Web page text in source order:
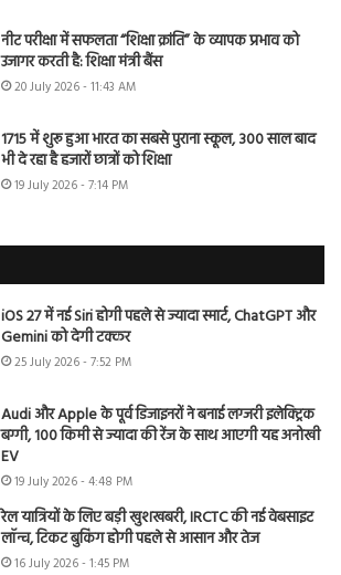
नीट परीक्षा में सफलता “शिक्षा क्रांति” के व्यापक प्रभाव को
उजागर करती है: शिक्षा मंत्री बैंस
20 July 2026 - 11:43 AM
1715 में शुरू हुआ भारत का सबसे पुराना स्कूल, 300 साल बाद
भी दे रहा है हजारों छात्रों को शिक्षा
19 July 2026 - 7:14 PM
iOS 27 में नई Siri होगी पहले से ज्यादा स्मार्ट, ChatGPT और
Gemini को देगी टक्कर
25 July 2026 - 7:52 PM
Audi और Apple के पूर्व डिजाइनरों ने बनाई लग्जरी इलेक्ट्रिक
बग्गी, 100 किमी से ज्यादा की रेंज के साथ आएगी यह अनोखी
EV
19 July 2026 - 4:48 PM
रेल यात्रियों के लिए बड़ी खुशखबरी, IRCTC की नई वेबसाइट
लॉन्च, टिकट बुकिंग होगी पहले से आसान और तेज
16 July 2026 - 1:45 PM